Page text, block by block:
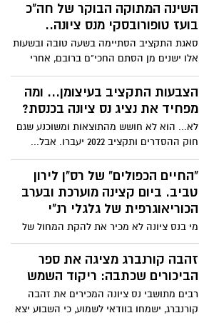
השינה המתוקה הבוקר של חה"כ
בועז טופורובסקי מנס ציונה..
סאגת התקציב הסתיימה בשעה טובה ובשעות
אלו ישנים מן הסתם החכי"ם ברובם, אחרי
לילות ללא שינה... ומי ששנתו מתוקה
במיוחד.. הינו חה"כ הנס ציוני שנטל חלק
מכריע בהתארגנות לקראת העברת התקציב,
עתיד" - בועז טופורובסקי.
הצבעות התקציב בעיצומן... ומה
מפחיד את נציג נס ציונה בכנסת?
לא... הוא לא חושש מהתוצאות ומשוכנע שגם
חוק ההסדרים ותקציב 2022 יעברו. אבל...
הוא מוטרד מסכנת ההשמנה שמרחפת עליהם
עם כל הממתקים שהם טוחנים כדי לשמור על
ערנות... בצילום- היום לפנה"צ בכנסת.
הממתקים מוסתרים אך נגישים...
"החיים הכפולים" של רס"ן לירון
טביב. ביום קצינה מוערכת ובערב
הכוריאוגרפית של גלגלי רנ"י
מי בנס ציונה לא מכיר את להקת המחול של
נכים בכסאות גלגלים - גלגלי רנ"י אך הפעם
נספר על הכוריאוגרפית שלה בשנים
האחרונות, בת נס ציונה במקור ובתו של
בענף נפגעים, ומי שמקדישה חלק ניכר מזמנה
זהבה קורנברג מציגה את ספר
הביכורים שכתבה: ריקוד השמש
רבים מתושבי נס ציונה המכירים את זהבה
קורנברג, ישמחו בוודאי לשמוע, כי השבוע יצא